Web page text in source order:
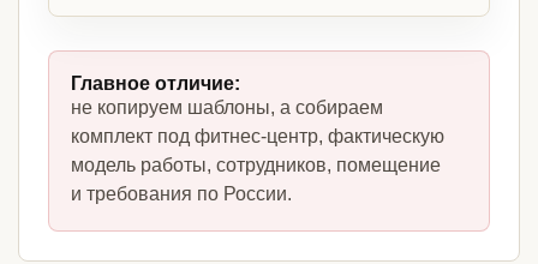
Главное отличие:
не копируем шаблоны, а собираем
комплект под фитнес-центр, фактическую
модель работы, сотрудников, помещение
и требования по России.